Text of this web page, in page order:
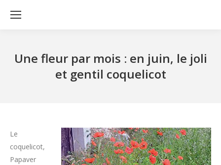
Une fleur par mois : en juin, le joli
et gentil coquelicot
Le
coquelicot,
Papaver